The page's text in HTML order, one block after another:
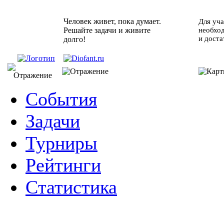
Человек живет, пока думает.
Решайте задачи и живите
долго!
Для
и
События
Задачи
Турниры
Рейтинги
Статистика